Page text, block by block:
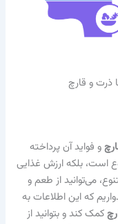
ذرت و قارچ
و فواید آن پرداخته
است، بلکه ارزش غذایی
می‌توانید از طعم و
که این اطلاعات به
کمک کند و بتوانید از